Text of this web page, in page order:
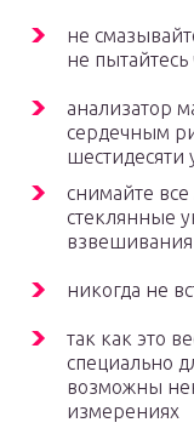
не
не
анализатор
сердечным
шестидесяти
снимайте
стеклянные
взвешивания
никогда не
так как это
специально
возможны
измерениях